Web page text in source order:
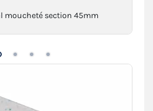
moucheté section 45mm